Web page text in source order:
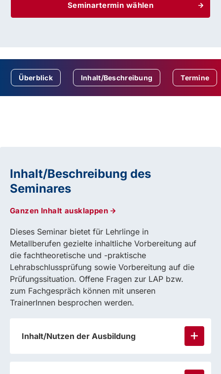
Seminartermin wählen
Überblick Inhalt/Beschreibung Termine
Inhalt/Beschreibung des
Seminares
Ganzen Inhalt ausklappen
Dieses Seminar bietet für Lehrlinge in
Metallberufen gezielte inhaltliche Vorbereitung auf
die fachtheoretische und -praktische
Lehrabschlussprüfung sowie Vorbereitung auf die
Prüfungssituation. Offene Fragen zur LAP bzw.
zum Fachgespräch können mit unseren
TrainerInnen besprochen werden.
Inhalt/Nutzen der Ausbildung